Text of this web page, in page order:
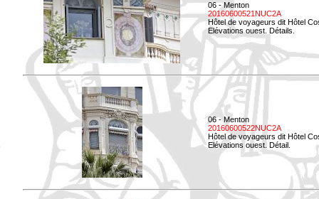
06 - Menton
20160600521NUC2A
Hôtel de voyageurs dit Hôtel
Elévations ouest. Détails.
06 - Menton
20160600522NUC2A
Hôtel de voyageurs dit Hôtel
Elévations ouest. Détail.